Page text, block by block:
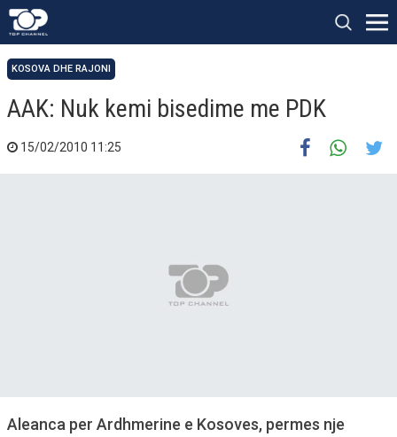
KOSOVA DHE RAJONI
AAK: Nuk kemi bisedime me PDK
15/02/2010 11:25
Aleanca per Ardhmerine e Kosoves, permes nje